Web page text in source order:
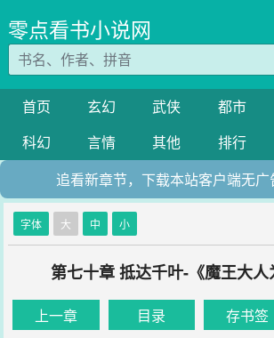
零点看书小说网
首页 玄幻 武侠 都市
科幻
言情 其他 排行
追看新章节，下载本站客户端无广
字体 大 中 小
第七十章 抵达千叶-《魔王大人
上一章 目录 存书签